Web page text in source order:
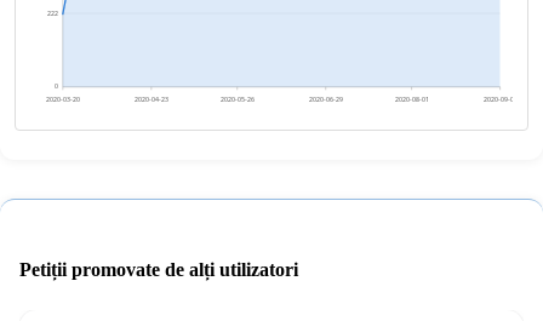
0
222
2020-03-20 2020-04-23 2020-05-26 2020-06-29 2020-08-01 2020-09-04
Petiții promovate de alți utilizatori